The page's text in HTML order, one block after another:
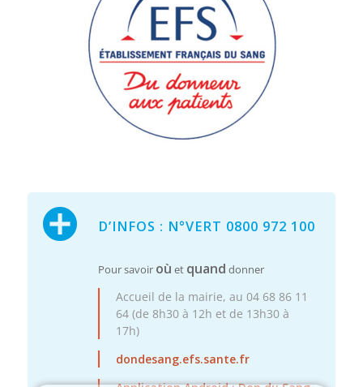
D’INFOS : N°VERT 0800 972 100
Pour savoir où et quand donner
Accueil de la mairie, au 04 68 86 11
64 (de 8h30 à 12h et de 13h30 à
17h)
dondesang.efs.sante.fr